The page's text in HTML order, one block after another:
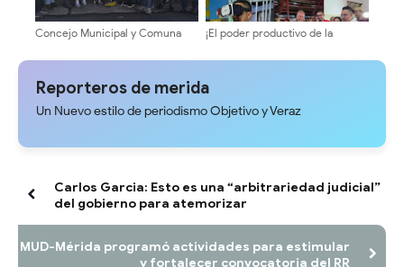
Concejo Municipal y Comuna
espacio para el proyecto Zona
¡El poder productivo de la
Camejo se hace realidad! Con la
y textil
Reporteros de merida
Un Nuevo estilo de periodismo Objetivo y Veraz
Carlos Garcia: Esto es una “arbitrariedad judicial”
del gobierno para atemorizar
MUD-Mérida programó actividades para estimular
y fortalecer convocatoria del RR